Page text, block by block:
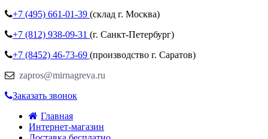
+7 (495) 661-01-39 (склад г. Москва)
+7 (812) 938-09-31 (г. Санкт-Петербург)
+7 (8452) 46-73-69 (производство г. Саратов)
zapros@mirnagreva.ru
Заказать звонок
Главная
Интернет-магазин